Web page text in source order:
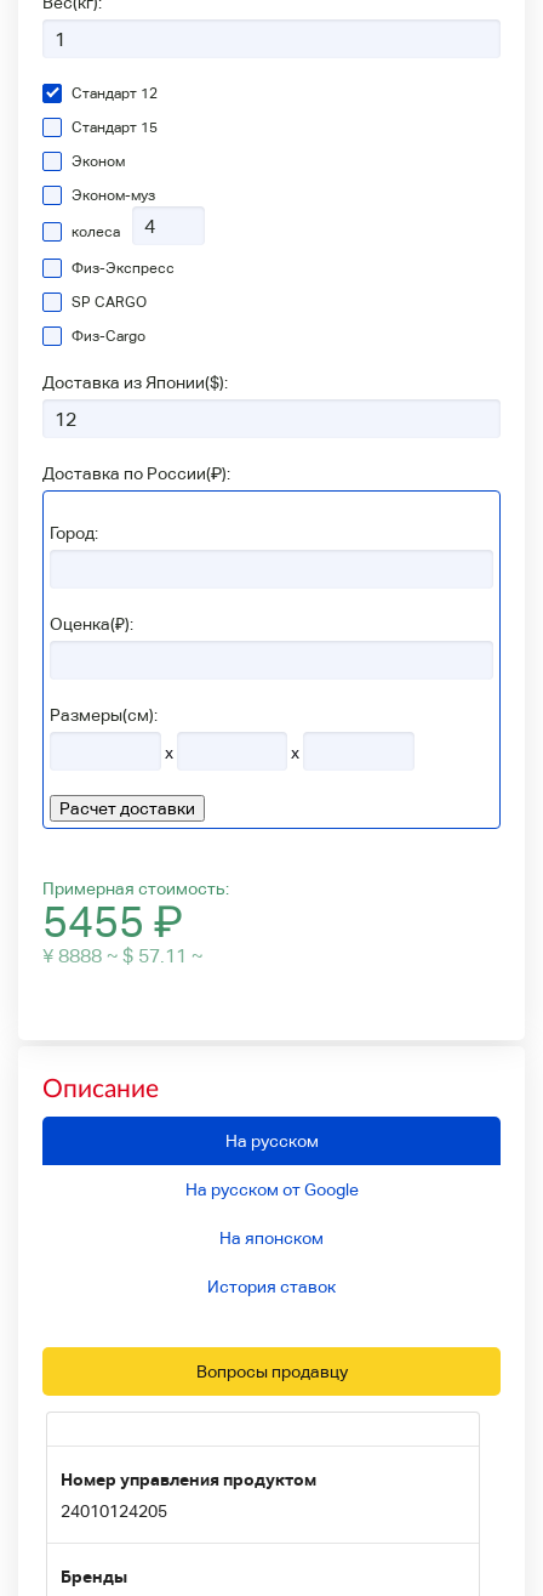
Стандарт 12
Стандарт 15
Эконом
Эконом-муз
колеса
Физ-Экспресс
SP CARGO
Физ-Сargo
Доставка из Японии($):
Доставка по России(₽):
Город:
Оценка(₽):
Размеры(см):
x
x
Расчет доставки
Примерная стоимость:
5455 ₽
¥ 8888 ~ $ 57.11 ~
Описание
На русском
На русском от Google
На японском
История ставок
Вопросы продавцу
Номер управления продуктом
24010124205
Бренды